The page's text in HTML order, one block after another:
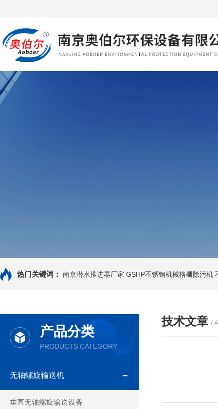
热门关键词： 南京潜水推进器厂家 GSHP不锈钢机械格栅除污机
产品分类
PRODUCTS CATEGORY
无轴螺旋输送机
垂直无轴螺旋输送设备
技术文章 /